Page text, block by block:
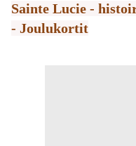
Sainte Lucie -
- Joulukortit